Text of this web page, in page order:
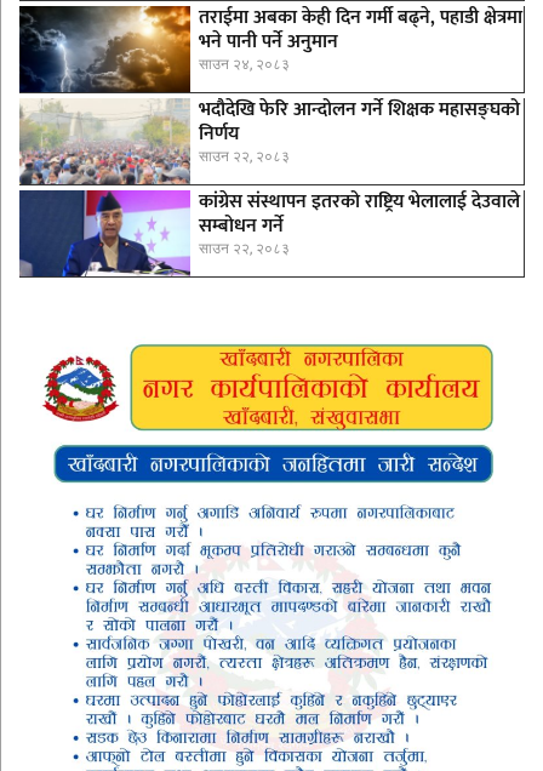
तराईमा अबका केही दिन गर्मी बढ्ने, पहाडी क्षेत्रमा
भने पानी पर्ने अनुमान
साउन २४, २०८३
भदौदेखि फेरि आन्दोलन गर्ने शिक्षक महासङ्घको
निर्णय
साउन २२, २०८३
कांग्रेस संस्थापन इतरको राष्ट्रिय भेलालाई देउवाले
सम्बोधन गर्ने
साउन २२, २०८३